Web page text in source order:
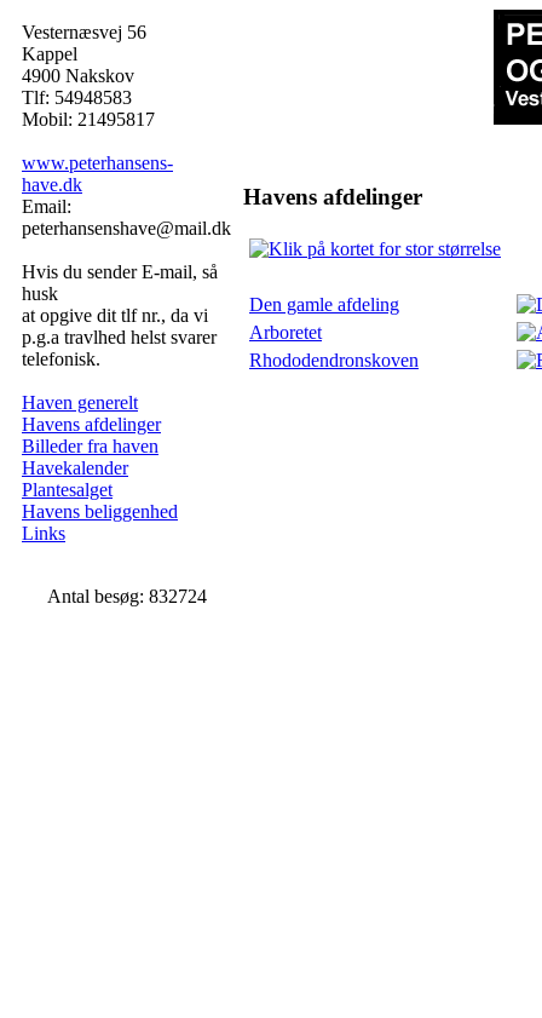
Vesternæsvej 56
Kappel
4900 Nakskov
Tlf: 54948583
Mobil: 21495817
www.peterhansens-
have.dk
Email:
peterhansenshave@mail.dk
Hvis du sender E-mail, så
husk
at opgive dit tlf nr., da vi
p.g.a travlhed helst svarer
telefonisk.
Haven generelt
Havens afdelinger
Billeder fra haven
Havekalender
Plantesalget
Havens beliggenhed
Links
Antal besøg: 832724
Havens afdelinger
Den gamle afdeling
Arboretet
Rhododendronskoven